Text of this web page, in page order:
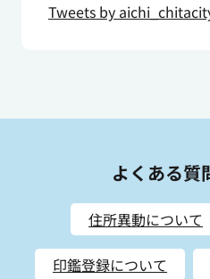
Tweets by
よくある質
住所異動について
印鑑登録について